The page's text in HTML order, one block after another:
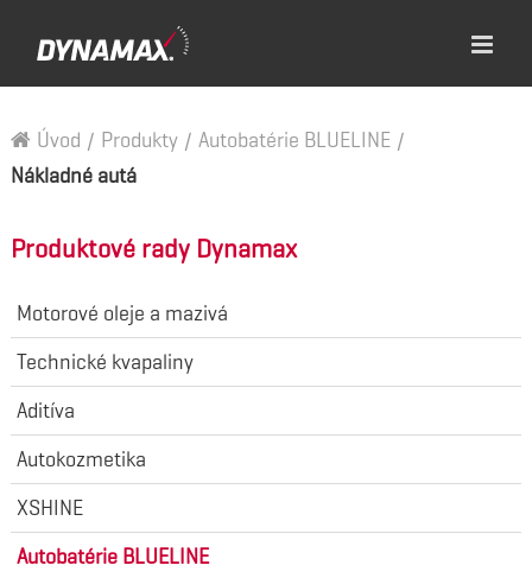
Úvod / Produkty / Autobatérie BLUELINE /
Nákladné autá
Produktové rady Dynamax
Motorové oleje a mazivá
Technické kvapaliny
Aditíva
Autokozmetika
XSHINE
Autobatérie BLUELINE